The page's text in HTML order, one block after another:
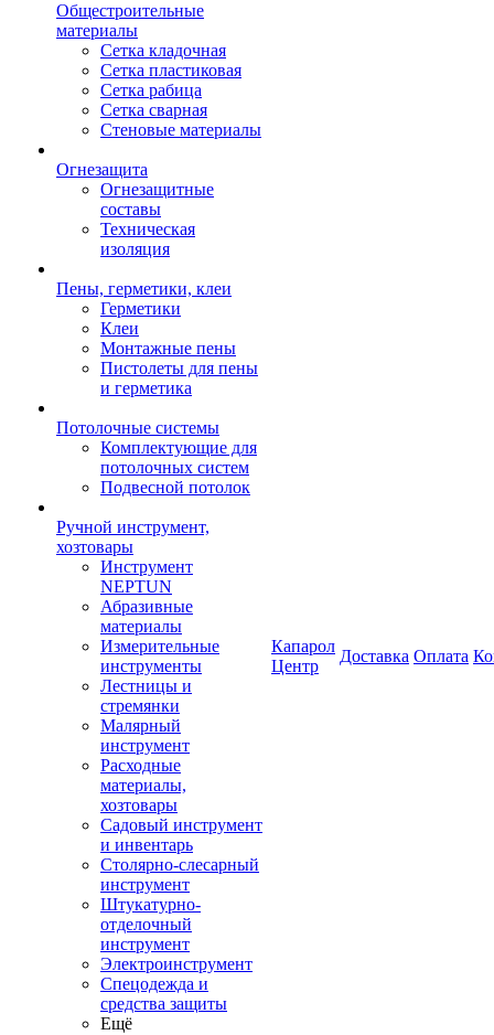
Общестроительные
материалы
Сетка кладочная
Сетка пластиковая
Сетка рабица
Сетка сварная
Стеновые материалы
Огнезащита
Огнезащитные
составы
Техническая
изоляция
Пены, герметики, клеи
Герметики
Клеи
Монтажные пены
Пистолеты для пены
и герметика
Потолочные системы
Комплектующие для
потолочных систем
Подвесной потолок
Ручной инструмент,
хозтовары
Инструмент
NEPTUN
Абразивные
материалы
Измерительные
инструменты
Лестницы и
стремянки
Малярный
инструмент
Расходные
материалы,
хозтовары
Садовый инструмент
и инвентарь
Столярно-слесарный
инструмент
Штукатурно-
отделочный
инструмент
Электроинструмент
Спецодежда и
средства защиты
Ещё
Капарол
Центр
Доставка Оплата